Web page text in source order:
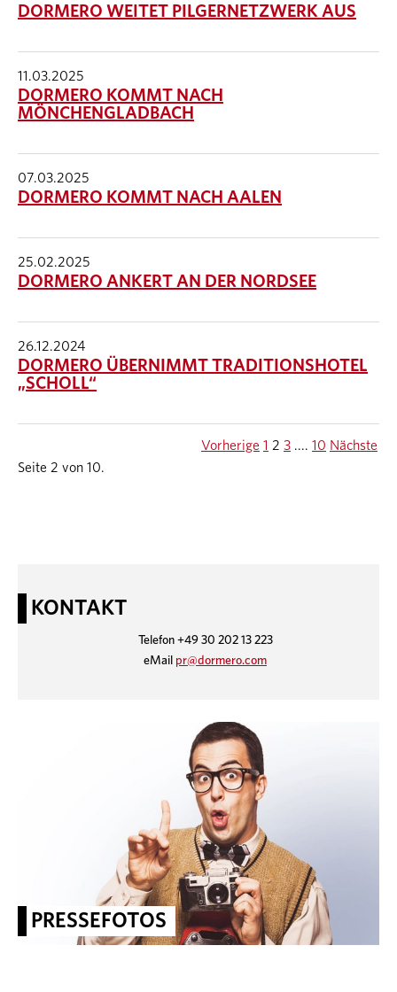
DORMERO WEITET PILGERNETZWERK AUS
11.03.2025
DORMERO KOMMT NACH
MÖNCHENGLADBACH
07.03.2025
DORMERO KOMMT NACH AALEN
25.02.2025
DORMERO ANKERT AN DER NORDSEE
26.12.2024
DORMERO ÜBERNIMMT TRADITIONSHOTEL
„SCHOLL“
Seite 2 von 10.
Vorherige 1 2 3 .... 10 Nächste
KONTAKT
Telefon +49 30 202 13 223
eMail pr@dormero.com
PRESSEFOTOS